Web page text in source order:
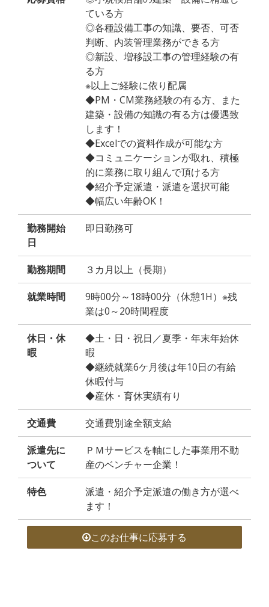
ている方
◎各種設備工事の知識、要否、可否
判断、内装管理業務ができる方
◎新設、増移設工事の管理経験の有
る方
※以上ご経験に依り配属
◆PM・CM業務経験の有る方、また
建築・設備の知識の有る方は優遇致
します！
◆Excelでの資料作成が可能な方
◆コミュニケーションが取れ、積極
的に業務に取り組んで頂ける方
◆紹介予定派遣・派遣を選択可能
◆幅広い年齢OK！
勤務開始
日
即日勤務可
勤務期間 ３カ月以上（長期）
就業時間
9時00分～18時00分（休憩1H）※残
業は0～20時間程度
休日・休
暇
◆土・日・祝日／夏季・年末年始休
暇
◆継続就業6ケ月後は年10日の有給
休暇付与
◆産休・育休実績有り
交通費 交通費別途全額支給
派遣先に
ついて
ＰＭサービスを軸にした事業用不動
産のベンチャー企業！
特色
派遣・紹介予定派遣の働き方が選べ
ます！
このお仕事に応募する